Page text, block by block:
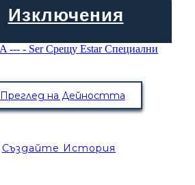
Изключения
Преглед на Дейността
Създайте История